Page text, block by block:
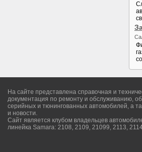
На сайте представлена справочная и
документация по ремонту и обслуживанию,
серийных и тюнингованных автомобилей, а
и новости.
Сайт является клубом владельцев
линейка Samara: 2108, 2109, 21099, 2113,